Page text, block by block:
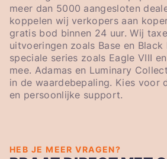
meer dan 5000 aangesloten
koppelen wij verkopers aan
gratis bod binnen 24 uur. Wij
uitvoeringen zoals Base en Black
speciale series zoals Eagle VIII
mee. Adamas en Luminary
in de waardebepaling. Kies voor
en persoonlijke support.
HEB JE MEER VRAGEN?